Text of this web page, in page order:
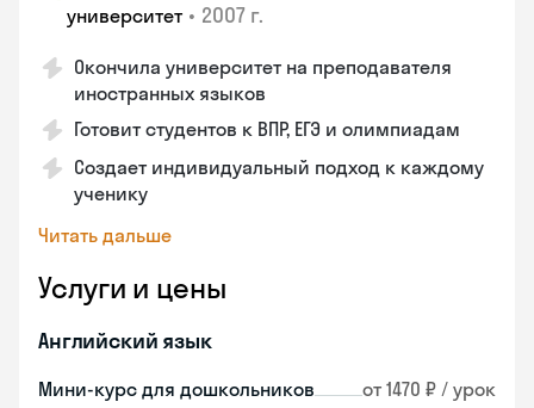
университет • 2007 г.
Окончила университет на преподавателя
иностранных языков
Готовит студентов к ВПР, ЕГЭ и олимпиадам
Создает индивидуальный подход к каждому
ученику
Читать дальше
Услуги и цены
Английский язык
Мини-курс для дошкольников от 1470 ₽ / урок